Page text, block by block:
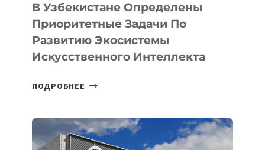
В Узбекистане Определены
Приоритетные Задачи По
Развитию Экосистемы
Искусственного Интеллекта
ПОДРОБНЕЕ
ПРИОРИТЕТНЫЕ
ЗАДАЧИ